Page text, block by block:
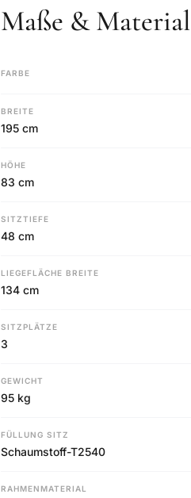
Maße & Material
FARBE
BREITE
195 cm
HÖHE
83 cm
SITZTIEFE
48 cm
LIEGEFLÄCHE BREITE
134 cm
SITZPLÄTZE
3
GEWICHT
95 kg
FÜLLUNG SITZ
Schaumstoff-T2540
RAHMENMATERIAL